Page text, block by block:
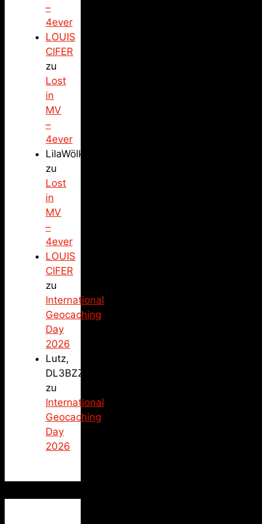
–
4ever
LOUIS
CIFER
zu
Lost
in
MV
–
4ever
LilaWölkchen
zu
Lost
in
MV
–
4ever
LOUIS
CIFER
zu
International
Geocaching
Day
2026
Lutz,
DL3BZZ
zu
International
Geocaching
Day
2026